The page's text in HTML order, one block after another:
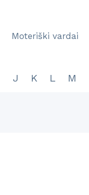
Moteriški vardai
J K L M